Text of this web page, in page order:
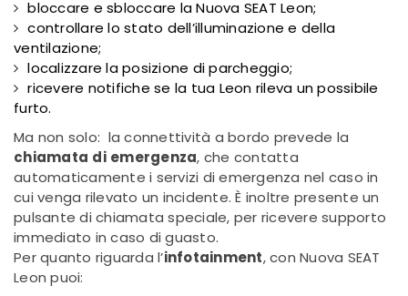
bloccare e sbloccare la Nuova SEAT Leon;
controllare lo stato dell’illuminazione e della
ventilazione;
localizzare la posizione di parcheggio;
ricevere notifiche se la tua Leon rileva un possibile
furto.
Ma non solo: la connettività a bordo prevede la
chiamata di emergenza, che contatta
automaticamente i servizi di emergenza nel caso in
cui venga rilevato un incidente. È inoltre presente un
pulsante di chiamata speciale, per ricevere supporto
immediato in caso di guasto.
Per quanto riguarda l’infotainment, con Nuova SEAT
Leon puoi: